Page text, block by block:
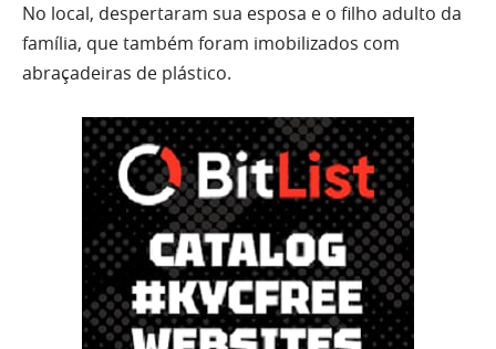
No local, despertaram sua esposa e o filho adulto da
família, que também foram imobilizados com
abraçadeiras de plástico.